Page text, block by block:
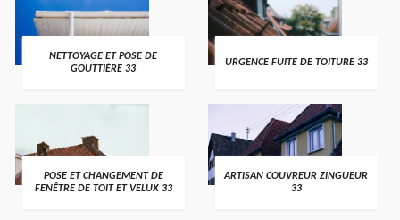
NETTOYAGE ET POSE DE
GOUTTIÈRE 33
URGENCE FUITE DE TOITURE 33
POSE ET CHANGEMENT DE
FENÊTRE DE TOIT ET VELUX 33
ARTISAN COUVREUR ZINGUEUR
33